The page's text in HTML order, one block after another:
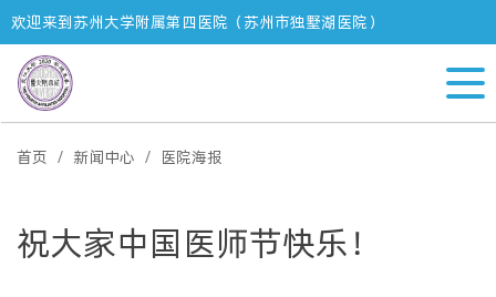
欢迎来到苏州大学附属第四医院（苏州市独墅湖医院）
首页 新闻中心 医院海报
祝大家中国医师节快乐！